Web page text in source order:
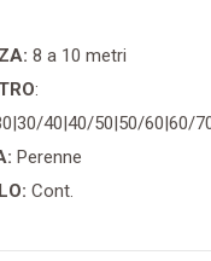
8 a 10 metri
:
40|40/50|50/60|60/
Perenne
Cont.